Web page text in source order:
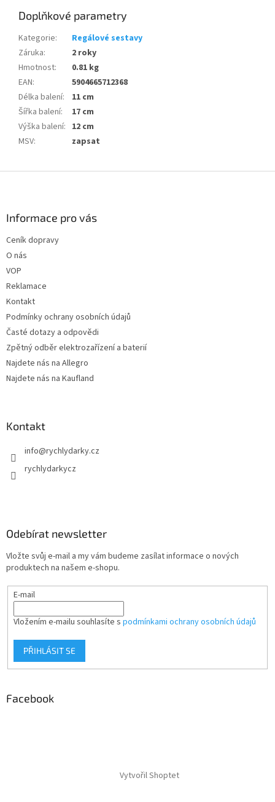
Doplňkové parametry
Kategorie:
Regálové sestavy
Záruka:
2 roky
Hmotnost:
0.81 kg
EAN:
5904665712368
Délka balení:
11 cm
Šířka balení:
17 cm
Výška balení: 12 cm
MSV: zapsat
Informace pro vás
Ceník dopravy
O nás
VOP
Reklamace
Kontakt
Podmínky ochrany osobních údajů
Časté dotazy a odpovědi
Zpětný odběr elektrozařízení a baterií
Najdete nás na Allegro
Najdete nás na Kaufland
Kontakt
info@rychlydarky.cz
rychlydarkycz
Odebírat newsletter
Vložte svůj e-mail a my vám budeme zasílat informace o nových
produktech na našem e-shopu.
E-mail
Vložením e-mailu souhlasíte s podmínkami ochrany osobních údajů
PŘIHLÁSIT SE
Facebook
Vytvořil Shoptet